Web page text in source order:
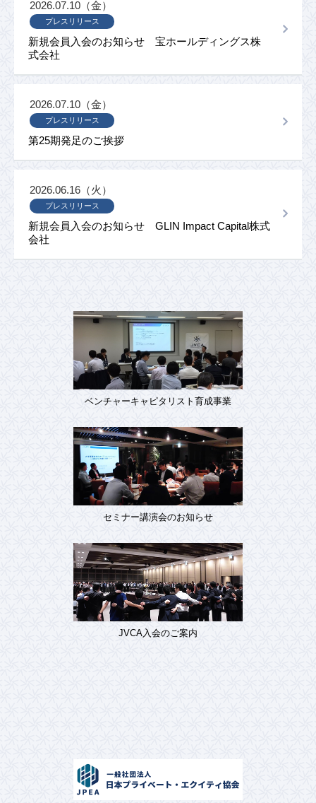
新規会員入会のお知らせ 宝ホールディングス株
式会社
プレスリリース
2026.07.10（金）
第25期発足のご挨拶
プレスリリース
2026.07.10（金）
新規会員入会のお知らせ GLIN Impact Capital株式
会社
プレスリリース
2026.06.16（火）
ベンチャーキャピタリスト育成事業
セミナー講演会のお知らせ
JVCA入会のご案内